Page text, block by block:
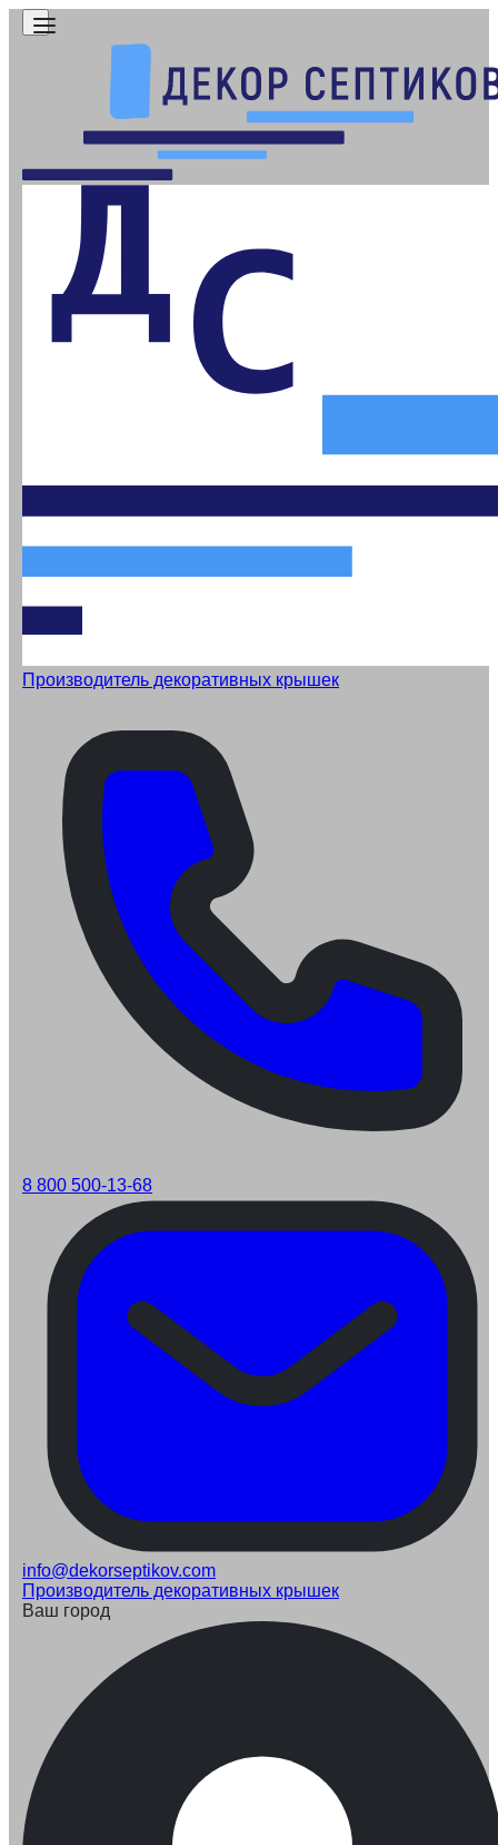
Производитель декоративных крышек
8 800 500-13-68
info@dekorseptikov.com
Производитель декоративных крышек
Ваш город